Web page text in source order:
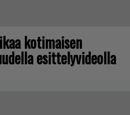
kotimaisen
esittelyvideolla